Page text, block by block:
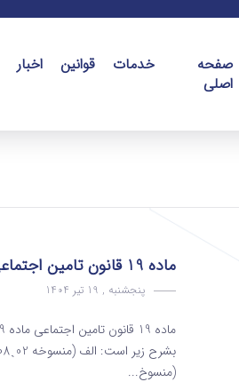
صفحه
اصلی
خدمات قوانین اخبار
ماده 19 قانون تامین اجتماعی
پنجشنبه , 19 تیر 1404
(منسوخ...